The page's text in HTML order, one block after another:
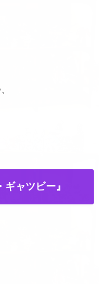
ャツビー』